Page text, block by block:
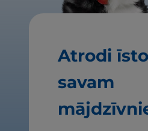
Atrodi
savam